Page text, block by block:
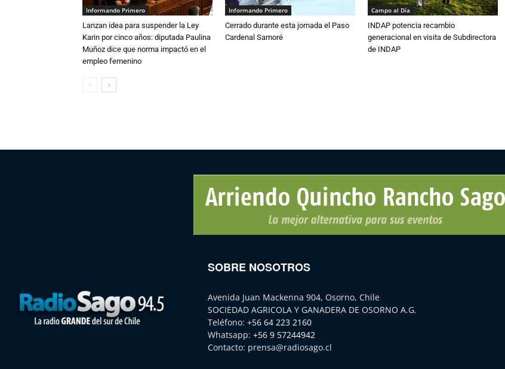
Informando Primero
Lanzan idea para suspender la Ley
Karin por cinco años: diputada Paulina
Muñoz dice que norma impactó en el
empleo femenino
Informando Primero
Cerrado durante esta jornada el Paso
Cardenal Samoré
Campo al Día
INDAP potencia recambio
generacional en visita de Subdirectora
de INDAP
SOBRE NOSOTROS
Avenida Juan Mackenna 904, Osorno, Chile
SOCIEDAD AGRICOLA Y GANADERA DE OSORNO A.G.
Teléfono: +56 64 223 2160
Whatsapp: +56 9 57244942
Contacto: prensa@radiosago.cl